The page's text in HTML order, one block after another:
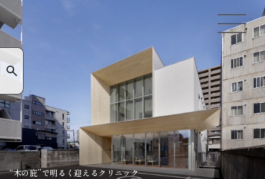
“木の庇”で明るく迎えるクリニック